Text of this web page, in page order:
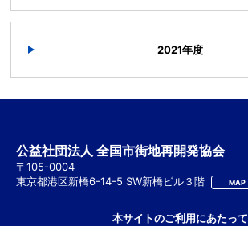
2021年度
本サイトのご利用にあたって
公益社団法人 全国市街地再開発協会
〒105-0004
東京都港区新橋6-14-5 SW新橋ビル３階
MAP